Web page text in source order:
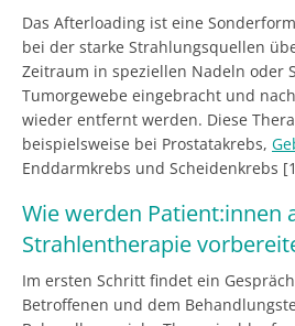
Das Afterloading ist eine
bei der starke Strahlungsquellen
Zeitraum in speziellen Nadeln oder
Tumorgewebe eingebracht und
wieder entfernt werden. Diese
beispielsweise bei Prostatakrebs,
Enddarmkrebs und Scheidenkrebs
Wie werden Patient:innen
Strahlentherapie
Im ersten Schritt findet ein
Betroffenen und dem